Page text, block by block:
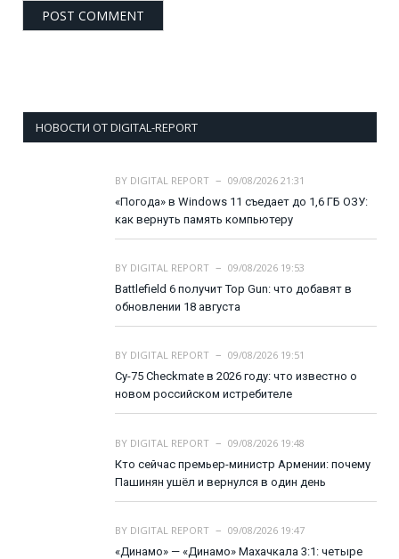
НОВОСТИ ОТ DIGITAL-REPORT
BY DIGITAL REPORT
09/08/2026 21:31
«Погода» в Windows 11 съедает до 1,6 ГБ ОЗУ:
как вернуть память компьютеру
BY DIGITAL REPORT
09/08/2026 19:53
Battlefield 6 получит Top Gun: что добавят в
обновлении 18 августа
BY DIGITAL REPORT
09/08/2026 19:51
Су-75 Checkmate в 2026 году: что известно о
новом российском истребителе
BY DIGITAL REPORT
09/08/2026 19:48
Кто сейчас премьер-министр Армении: почему
Пашинян ушёл и вернулся в один день
BY DIGITAL REPORT
09/08/2026 19:47
«Динамо» — «Динамо» Махачкала 3:1: четыре